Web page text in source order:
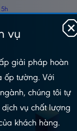
NGOÀI TRỜI
–
vụ
giải pháp hoàn
ốp tường. Với
chúng tôi tự
vụ chất lượng
khách hàng.